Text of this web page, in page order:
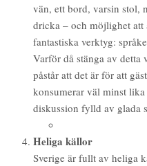
vän, ett bord, varsin stol,
dricka – och möjlighet att
fantastiska verktyg:
Varför då stänga av detta
påstår att det är för att
konsumerar väl minst
diskussion fylld av glada
Heliga källor
Sverige är fullt av heliga